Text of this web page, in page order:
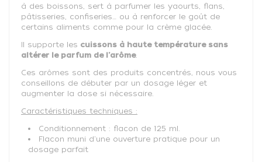
à des boissons, sert à parfumer les yaourts, flans,
pâtisseries, confiseries… ou à renforcer le goût de
certains aliments comme pour la crème glacée.
Il supporte les cuissons à haute température sans
altérer le parfum de l'arôme.
Ces arômes sont des produits concentrés, nous vous
conseillons de débuter par un dosage léger et
augmenter la dose si nécessaire.
Caractéristiques techniques :
Conditionnement : flacon de 125 ml.
Flacon muni d'une ouverture pratique pour un
dosage parfait